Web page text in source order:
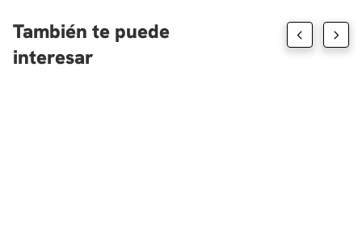
También te puede
interesar